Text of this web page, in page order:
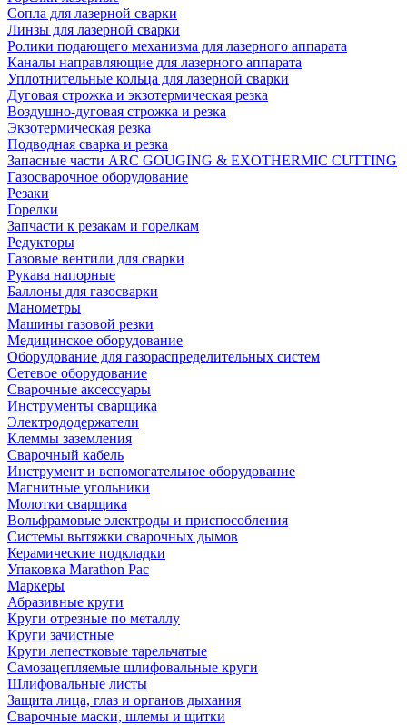
Сопла для лазерной сварки
Линзы для лазерной сварки
Ролики подающего механизма для лазерного аппарата
Каналы направляющие для лазерного аппарата
Уплотнительные кольца для лазерной сварки
Дуговая строжка и экзотермическая резка
Воздушно-дуговая строжка и резка
Экзотермическая резка
Подводная сварка и резка
Запасные части ARC GOUGING & EXOTHERMIC CUTTING
Газосварочное оборудование
Резаки
Горелки
Запчасти к резакам и горелкам
Редукторы
Газовые вентили для сварки
Рукава напорные
Баллоны для газосварки
Манометры
Машины газовой резки
Медицинское оборудование
Оборудование для газораспределительных систем
Сетевое оборудование
Сварочные аксессуары
Инструменты сварщика
Электрододержатели
Клеммы заземления
Сварочный кабель
Инструмент и вспомогательное оборудование
Магнитные угольники
Молотки сварщика
Вольфрамовые электроды и приспособления
Системы вытяжки сварочных дымов
Керамические подкладки
Упаковка Marathon Pac
Маркеры
Абразивные круги
Круги отрезные по металлу
Круги зачистные
Круги лепестковые тарельчатые
Самозацепляемые шлифовальные круги
Шлифовальные листы
Защита лица, глаз и органов дыхания
Сварочные маски, шлемы и щитки